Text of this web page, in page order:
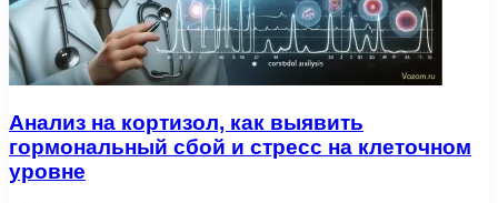
Анализ на кортизол, как выявить
гормональный сбой и стресс на клеточном
уровне